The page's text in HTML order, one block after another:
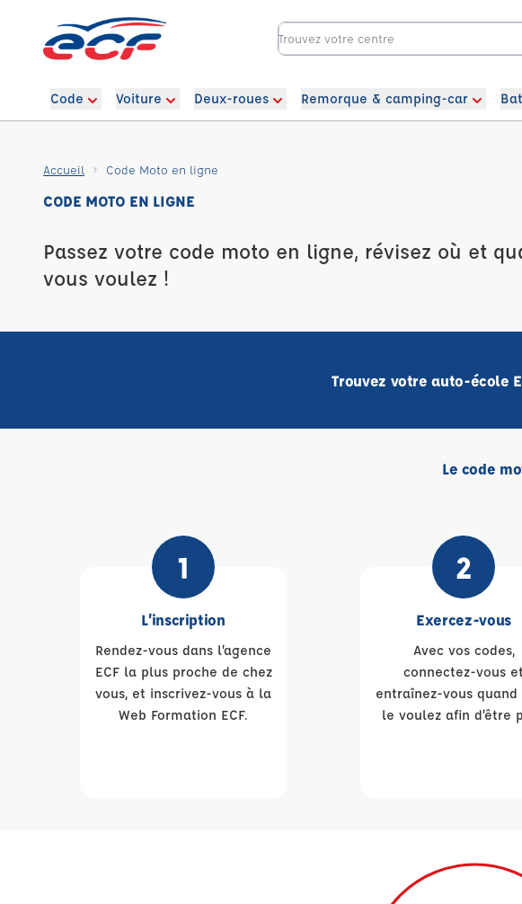
Code Voiture Deux-roues Remorque & camping-car
Accueil Code Moto en ligne
CODE MOTO EN LIGNE
Passez votre code moto en ligne, révisez où et
vous voulez !
Trouvez votre auto-école
Le code
1
L’inscription
Rendez-vous dans l’agence
ECF la plus proche de chez
vous, et inscrivez-vous à la
Web Formation ECF.
2
Exercez-vous
Avec vos codes,
connectez-vous et
entraînez-vous quand
le voulez afin d’être